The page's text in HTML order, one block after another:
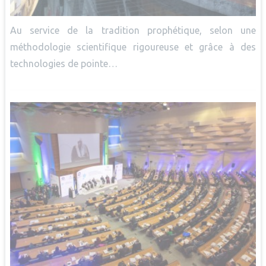
Au service de la tradition prophétique, selon une
méthodologie scientifique rigoureuse et grâce à des
technologies de pointe…